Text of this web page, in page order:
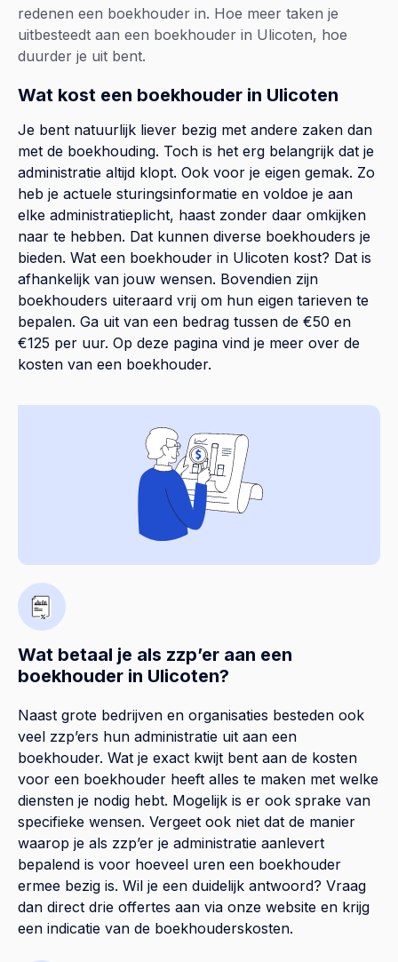
redenen een boekhouder in. Hoe meer taken je
uitbesteedt aan een boekhouder in Ulicoten, hoe
duurder je uit bent.
Wat kost een boekhouder in Ulicoten
Je bent natuurlijk liever bezig met andere zaken dan
met de boekhouding. Toch is het erg belangrijk dat je
administratie altijd klopt. Ook voor je eigen gemak. Zo
heb je actuele sturingsinformatie en voldoe je aan
elke administratieplicht, haast zonder daar omkijken
naar te hebben. Dat kunnen diverse boekhouders je
bieden. Wat een boekhouder in Ulicoten kost? Dat is
afhankelijk van jouw wensen. Bovendien zijn
boekhouders uiteraard vrij om hun eigen tarieven te
bepalen. Ga uit van een bedrag tussen de €50 en
€125 per uur. Op deze pagina vind je meer over de
kosten van een boekhouder.
Wat betaal je als zzp’er aan een
boekhouder in Ulicoten?
Naast grote bedrijven en organisaties besteden ook
veel zzp’ers hun administratie uit aan een
boekhouder. Wat je exact kwijt bent aan de kosten
voor een boekhouder heeft alles te maken met welke
diensten je nodig hebt. Mogelijk is er ook sprake van
specifieke wensen. Vergeet ook niet dat de manier
waarop je als zzp’er je administratie aanlevert
bepalend is voor hoeveel uren een boekhouder
ermee bezig is. Wil je een duidelijk antwoord? Vraag
dan direct drie offertes aan via onze website en krijg
een indicatie van de boekhouderskosten.